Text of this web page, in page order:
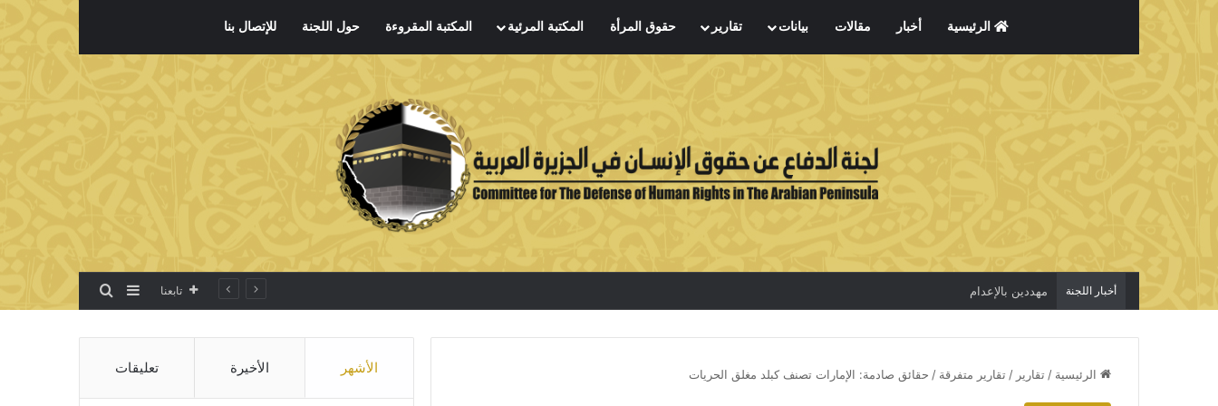
الرئيسية أخبار مقالات بيانات تقارير حقوق المرأة المكتبة المرئية المكتبة المقروءة حول اللجنة للإتصال بنا
أخبار اللجنة الاعتقال جريمة لا تخفي الحقيقة تابعنا إضافة عمود جانبي
بحث عن
الرئيسية / تقارير / تقارير متفرقة / حقائق صادمة: الإمارات تصنف كبلد مغلق الحريات الأشهر الأخيرة تعليقات